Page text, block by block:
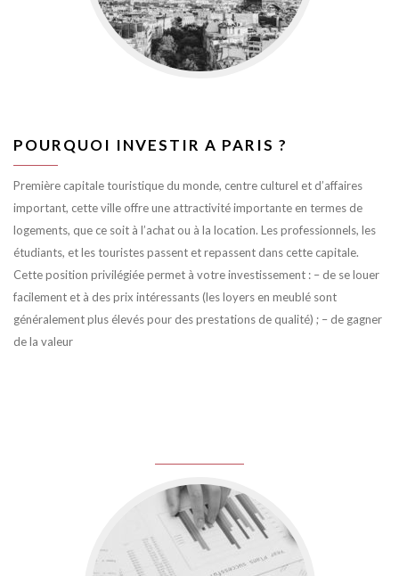
POURQUOI INVESTIR A PARIS ?
Première capitale touristique du monde, centre culturel et d’affaires
important, cette ville offre une attractivité importante en termes de
logements, que ce soit à l’achat ou à la location. Les professionnels, les
étudiants, et les touristes passent et repassent dans cette capitale.
Cette position privilégiée permet à votre investissement : – de se louer
facilement et à des prix intéressants (les loyers en meublé sont
généralement plus élevés pour des prestations de qualité) ; – de gagner
de la valeur